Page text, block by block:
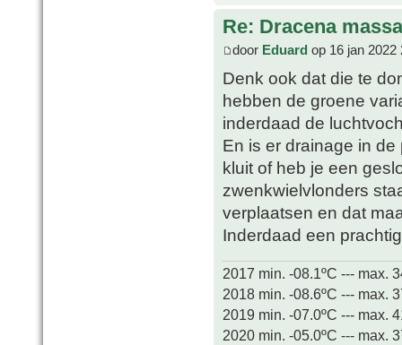
Re: Dracena
door Eduard op 16 jan 2022
Denk ook dat die te
hebben de groene
inderdaad de
En is er drainage in
kluit of heb je een
zwenkwielvlonders
verplaatsen en dat
Inderdaad een
2017 min. -08.1ºC --- max.
2018 min. -08.6ºC --- max.
2019 min. -07.0ºC --- max.
2020 min. -05.0ºC --- max.